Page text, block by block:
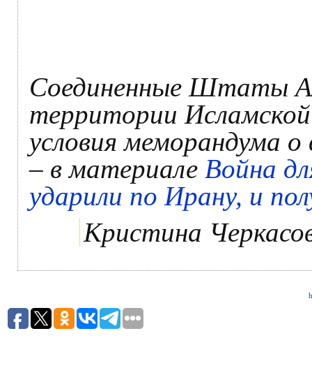
Соединенные Штаты
территории
условия меморандума
– в материале Война
ударили по Ирану, и
Кристина